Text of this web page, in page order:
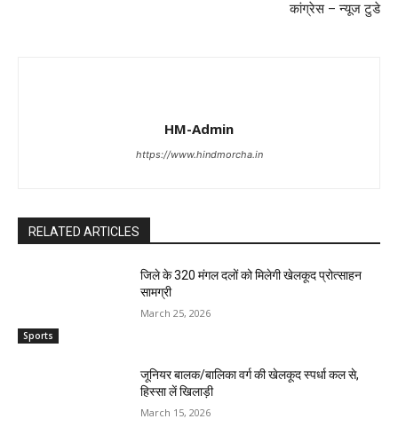
कांग्रेस – न्यूज टुडे
HM-Admin
https://www.hindmorcha.in
RELATED ARTICLES
Sports
जिले के 320 मंगल दलों को मिलेगी खेलकूद प्रोत्साहन
सामग्री
March 25, 2026
जूनियर बालक/बालिका वर्ग की खेलकूद स्पर्धा कल से,
हिस्सा लें खिलाड़ी
March 15, 2026